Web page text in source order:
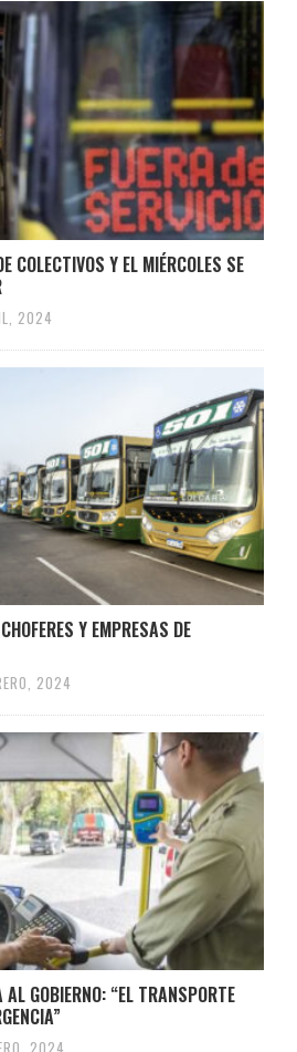
COLECTIVOS Y EL MIÉRCOLES SE
2024
Y EMPRESAS DE
2024
GOBIERNO: “EL TRANSPORTE